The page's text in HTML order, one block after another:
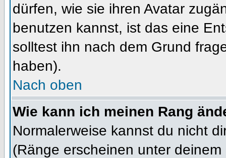
dürfen, wie sie ihren Avatar
benutzen kannst, ist das eine
solltest ihn nach dem Grund
haben).
Nach oben
Wie kann ich meinen Rang
Normalerweise kannst du nicht
(Ränge erscheinen unter